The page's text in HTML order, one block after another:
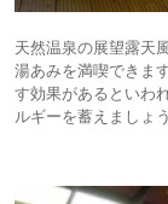
天然温泉の展望露天
湯あみを満喫できま
す効果があるといわ
ルギーを蓄えましょ